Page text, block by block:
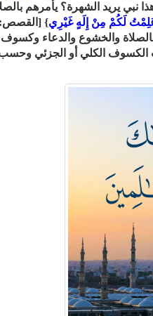
نبي يريد الشهرة؟ يأمرهم
عَلِمْتُ لَكُمْ مِنْ إِلَهٍ غَيْرِي
بالصلاة والخشوع والدعاء
الكسوف الكلي أو الجزئي